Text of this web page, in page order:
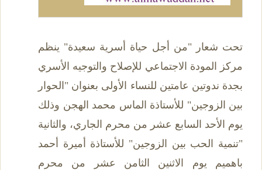
تحت شعار "من أجل حياة أسرية سعيدة" ينظم
مركز المودة الاجتماعي للإصلاح والتوجيه الأسري
بجدة ندوتين عامتين للنساء الأولى بعنوان "الحوار
بين الزوجين" للأستاذة الماس محمد الهجن وذلك
يوم الأحد السابع عشر من محرم الجاري، والثانية
"تنمية الحب بين الزوجين" للأستاذة أميرة أحمد
باهميم يوم الاثنين الثامن عشر من محرم